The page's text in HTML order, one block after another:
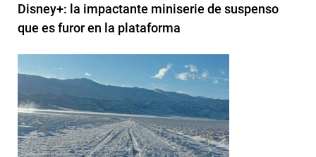
Disney+: la impactante miniserie de suspenso
que es furor en la plataforma